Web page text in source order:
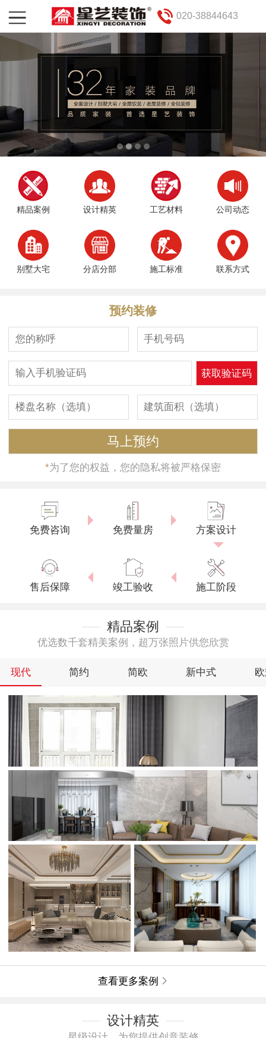
020-38844643
精品案例 设计精英 工艺材料 公司动态
别墅大宅 分店分部 施工标准 联系方式
预约装修
*为了您的权益，您的隐私将被严格保密
免费咨询 免费量房 方案设计
售后保障 竣工验收 施工阶段
精品案例
优选数千套精美案例，超万张照片供您欣赏
现代 简约 简欧 新中式
查看更多案例 
设计精英